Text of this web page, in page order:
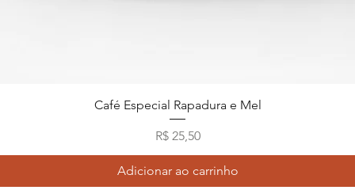
Visualização rápida
Café Especial Rapadura e Mel
Preço
R$ 25,50
Adicionar ao carrinho